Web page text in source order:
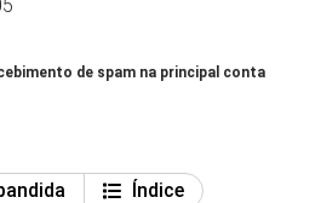
de spam na principal conta
Índice